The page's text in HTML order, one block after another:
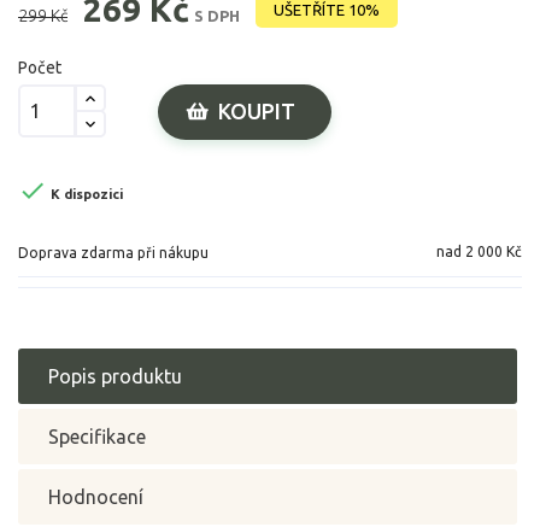
299 Kč 269 Kč S DPH UŠETŘÍTE 10%
Počet
KOUPIT
 K dispozici
Doprava zdarma při nákupu nad 2 000 Kč
Popis produktu
Specifikace
Hodnocení